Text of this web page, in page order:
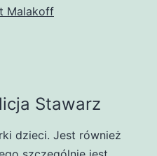
Malakoff
Stawarz
dzieci. Jest również